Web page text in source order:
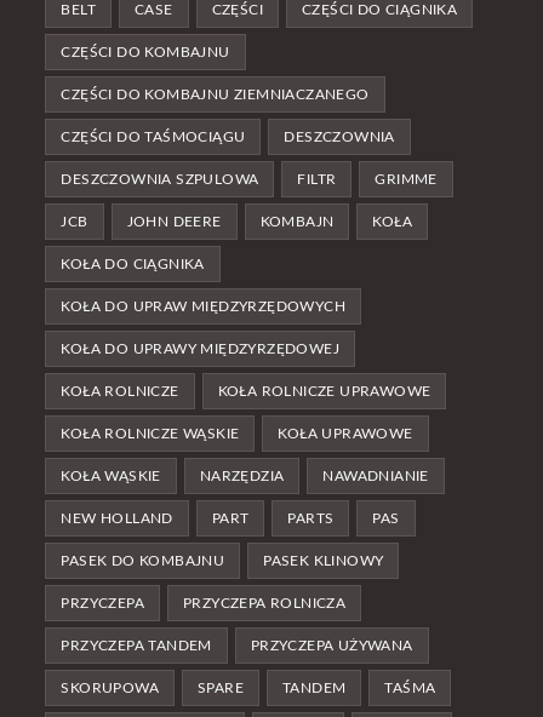
BELT CASE CZĘŚCI CZĘŚCI DO CIĄGNIKA
CZĘŚCI DO KOMBAJNU
CZĘŚCI DO KOMBAJNU ZIEMNIACZANEGO
CZĘŚCI DO TAŚMOCIĄGU DESZCZOWNIA
DESZCZOWNIA SZPULOWA FILTR GRIMME
JCB JOHN DEERE KOMBAJN KOŁA
KOŁA DO CIĄGNIKA
KOŁA DO UPRAW MIĘDZYRZĘDOWYCH
KOŁA DO UPRAWY MIĘDZYRZĘDOWEJ
KOŁA ROLNICZE KOŁA ROLNICZE UPRAWOWE
KOŁA ROLNICZE WĄSKIE KOŁA UPRAWOWE
KOŁA WĄSKIE NARZĘDZIA NAWADNIANIE
NEW HOLLAND PART PARTS PAS
PASEK DO KOMBAJNU PASEK KLINOWY
PRZYCZEPA PRZYCZEPA ROLNICZA
PRZYCZEPA TANDEM PRZYCZEPA UŻYWANA
SKORUPOWA SPARE TANDEM TAŚMA